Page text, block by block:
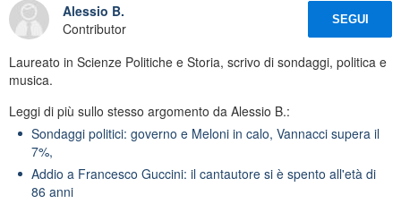
Alessio B.
Contributor
SEGUI
Laureato in Scienze Politiche e Storia, scrivo di sondaggi, politica e
musica.
Leggi di più sullo stesso argomento da Alessio B.:
Sondaggi politici: governo e Meloni in calo, Vannacci supera il
7%,
Addio a Francesco Guccini: il cantautore si è spento all'età di
86 anni